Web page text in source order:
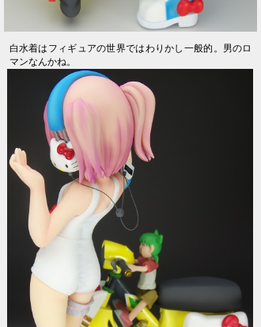
白水着はフィギュアの世界ではわりかし一般的。男のロ
マンなんかね。